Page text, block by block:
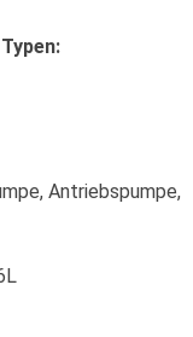
Antriebspumpe,